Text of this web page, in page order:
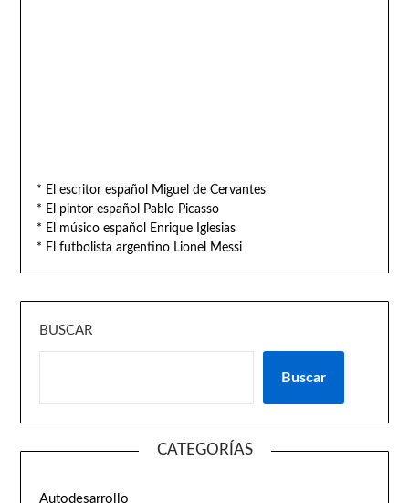
* El escritor español Miguel de Cervantes
* El pintor español Pablo Picasso
* El músico español Enrique Iglesias
* El futbolista argentino Lionel Messi
BUSCAR
Buscar
CATEGORÍAS
Autodesarrollo